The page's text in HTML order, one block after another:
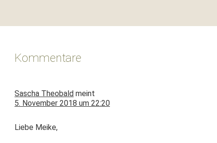
Interaktionen
Kommentare
Sascha Theobald meint
5. November 2018 um 22:20
Liebe Meike,